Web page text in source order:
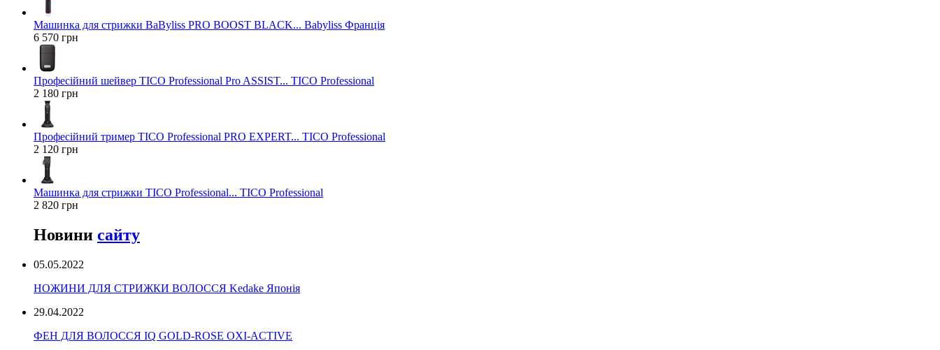
Машинка для стрижки BaByliss PRO BOOST BLACK... Babyliss Франція
6 570 грн
Професійний шейвер TICO Professional Pro ASSIST... TICO Professional
2 180 грн
Професійний тример TICO Professional PRO EXPERT... TICO Professional
2 120 грн
Машинка для стрижки TICO Professional... TICO Professional
2 820 грн
Новини сайту
05.05.2022
НОЖИНИ ДЛЯ СТРИЖКИ ВОЛОССЯ Kedake Японія
29.04.2022
ФЕН ДЛЯ ВОЛОССЯ IQ GOLD-ROSE OXI-ACTIVE